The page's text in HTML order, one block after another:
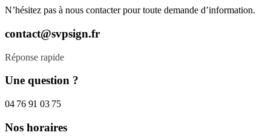
N’hésitez pas à nous contacter pour toute demande d’information.
contact@svpsign.fr
Réponse rapide
Une question ?
04 76 91 03 75
Nos horaires